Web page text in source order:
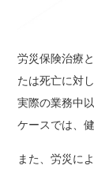
労災保険治療
たは死亡に対
実際の業務中
ケースでは、
また、労災に